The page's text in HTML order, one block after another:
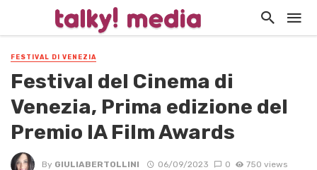
FESTIVAL DI VENEZIA
Festival del Cinema di
Venezia, Prima edizione del
Premio IA Film Awards
By GIULIABERTOLLINI 06/09/2023 0 750 views